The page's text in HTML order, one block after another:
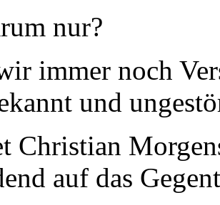
nur?
immer noch
und
Christian
auf das